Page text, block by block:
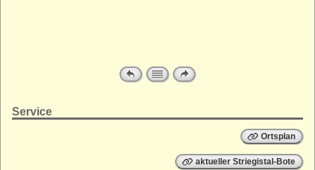
Service
Ortsplan
aktueller Striegistal-Bote